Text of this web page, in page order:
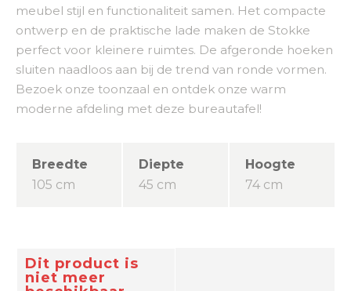
meubel stijl en functionaliteit samen. Het compacte
ontwerp en de praktische lade maken de Stokke
perfect voor kleinere ruimtes. De afgeronde hoeken
sluiten naadloos aan bij de trend van ronde vormen.
Bezoek onze toonzaal en ontdek onze warm
moderne afdeling met deze bureautafel!
Breedte
105 cm
Diepte
45 cm
Hoogte
74 cm
Dit product is
niet meer